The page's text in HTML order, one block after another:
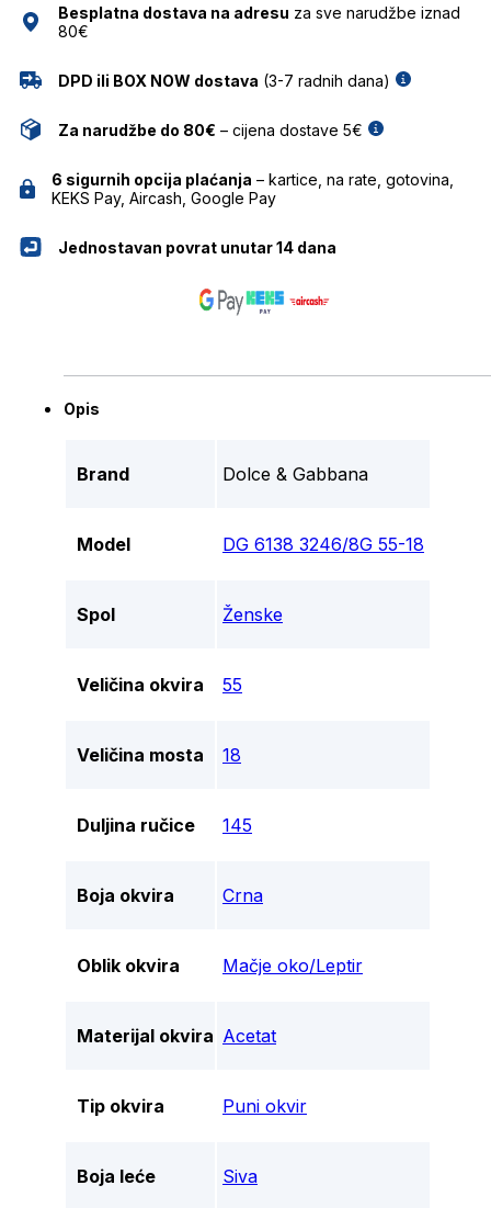
Besplatna dostava na adresu za sve narudžbe iznad
80€
DPD ili BOX NOW dostava (3-7 radnih dana)
Za narudžbe do 80€ – cijena dostave 5€
6 sigurnih opcija plaćanja – kartice, na rate, gotovina,
KEKS Pay, Aircash, Google Pay
Jednostavan povrat unutar 14 dana
Opis
Brand Dolce & Gabbana
Model DG 6138 3246/8G 55-18
Spol Ženske
Veličina okvira 55
Veličina mosta 18
Duljina ručice 145
Boja okvira Crna
Oblik okvira Mačje oko/Leptir
Materijal okvira Acetat
Tip okvira Puni okvir
Boja leće Siva